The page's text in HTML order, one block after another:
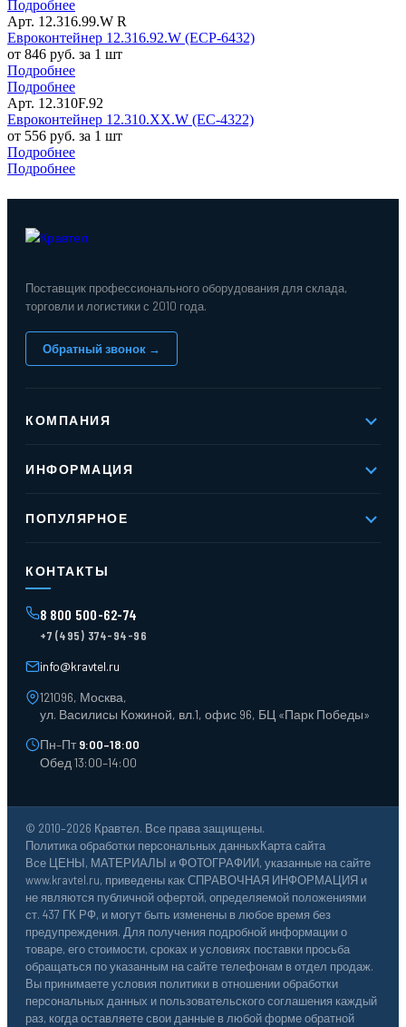
Подробнее
Арт. 12.316.99.W R
Евроконтейнер 12.316.92.W (ЕСР-6432)
от 846 руб. за 1 шт
Подробнее
Подробнее
Арт. 12.310F.92
Евроконтейнер 12.310.ХХ.W (ЕС-4322)
от 556 руб. за 1 шт
Подробнее
Подробнее
Поставщик профессионального оборудования для склада,
торговли и логистики с 2010 года.
Обратный звонок →
КОМПАНИЯ
Реквизиты
Контакты
ИНФОРМАЦИЯ
Доставка и оплата
ПОПУЛЯРНОЕ
Контейнеры для отходов
Поддоны
Ящики пластиковые
Тара пласт. и металл.
Тележки для склада
КОНТАКТЫ
8 800 500-62-74
+7 (495) 374-94-96
info@kravtel.ru
121096, Москва,
ул. Василисы Кожиной, вл.1, офис 96, БЦ «Парк Победы»
Пн–Пт9:00–18:00
Обед 13:00–14:00
© 2010–2026 Кравтел. Все права защищены.
Политика обработки персональных данныхКарта сайта
Все ЦЕНЫ, МАТЕРИАЛЫ и ФОТОГРАФИИ, указанные на сайте
www.kravtel.ru, приведены как СПРАВОЧНАЯ ИНФОРМАЦИЯ и
не являются публичной офертой, определяемой положениями
ст. 437 ГК РФ, и могут быть изменены в любое время без
предупреждения. Для получения подробной информации о
товаре, его стоимости, сроках и условиях поставки просьба
обращаться по указанным на сайте телефонам в отдел продаж.
Вы принимаете условия политики в отношении обработки
персональных данных и пользовательского соглашения каждый
раз, когда оставляете свои данные в любой форме обратной